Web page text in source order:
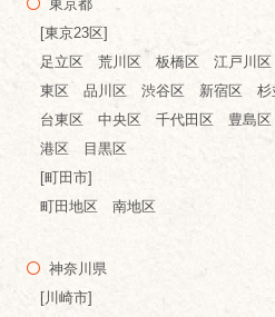
東京都
[東京23区]
足立区 荒川区 板橋区 江戸川
東区 品川区 渋谷区 新宿区 杉
台東区 中央区 千代田区 豊島
港区 目黒区
[町田市]
町田地区 南地区
神奈川県
[川崎市]